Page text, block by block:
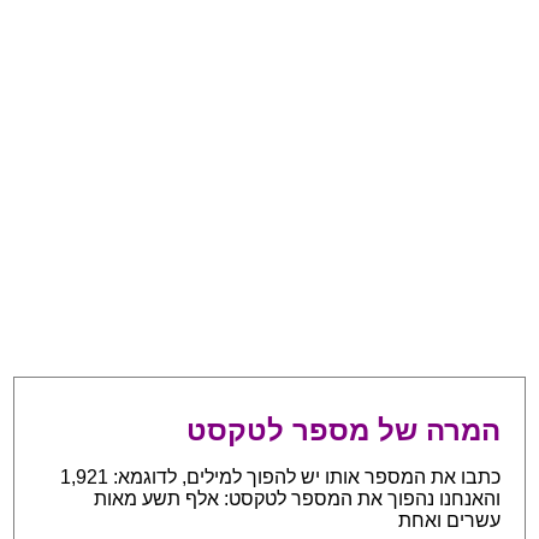
המרה של מספר לטקסט
כתבו את המספר אותו יש להפוך למילים, לדוגמא: 1,921
והאנחנו נהפוך את המספר לטקסט: אלף תשע מאות
עשרים ואחת